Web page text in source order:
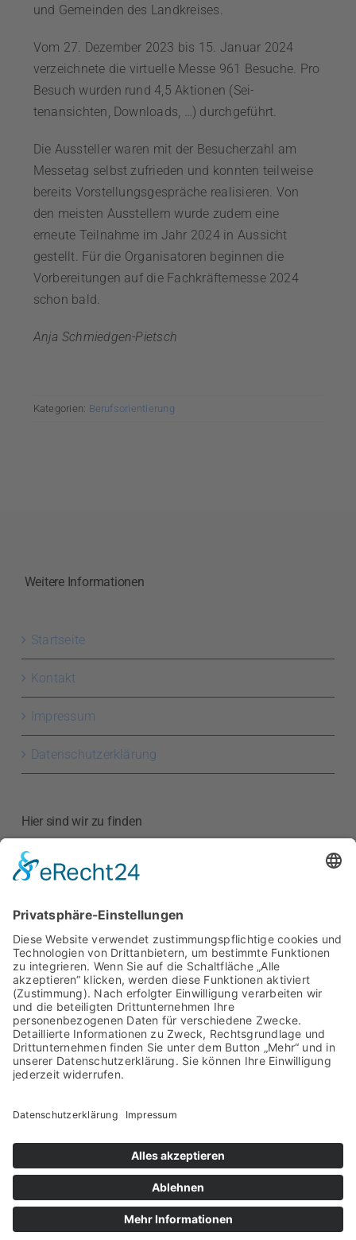
und Gemeinden des Landkreises.
Vom 27. Dezember 2023 bis 15. Januar 2024
verzeichnete die virtuelle Messe 961 Besuche. Pro
Besuch wurden rund 4,5 Aktionen (Sei-
tenansichten, Downloads, …) durchgeführt.
Die Aussteller waren mit der Besucherzahl am
Messetag selbst zufrieden und konnten teilweise
bereits Vorstellungsgespräche realisieren. Von
den meisten Ausstellern wurde zudem eine
erneute Teilnahme im Jahr 2024 in Aussicht
gestellt. Für die Organisatoren beginnen die
Vorbereitungen auf die Fachkräftemesse 2024
schon bald.
Anja Schmiedgen-Pietsch
Kategorien: Berufsorientierung
Weitere Informationen
Startseite
Kontakt
Impressum
Datenschutzerklärung
Hier sind wir zu finden
Kreishandwerkerschaft
Hauptstraße 52
01589 Riesa
Google Maps anzeigen
Kontakt
E-Mail:info@khs-meissen.de